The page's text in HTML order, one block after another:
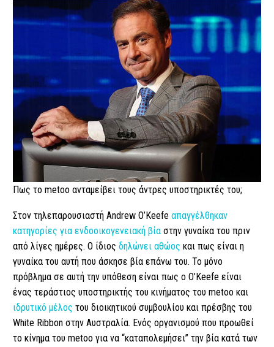
Πως το metoo ανταμείβει τους άντρες υποστηρικτές του;
Στον τηλεπαρουσιαστή Andrew O’Keefe απαγγέλθηκαν
κατηγορίες για ενδοοικογενειακή βία στην γυναίκα του πριν
από λίγες ημέρες. Ο ίδιος δηλώνει αθώος και πως είναι η
γυναίκα του αυτή που άσκησε βία επάνω του. Το μόνο
πρόβλημα σε αυτή την υπόθεση είναι πως ο O’Keefe είναι
ένας τεράστιος υποστηρικτής του κινήματος του metoo και
ιδρυτικό μέλος του διοικητικού συμβουλίου και πρέσβης του
White Ribbon στην Αυστραλία. Ενός οργανισμού που προωθεί
το κίνημα του metoo για να “καταπολεμήσει” την βία κατά των